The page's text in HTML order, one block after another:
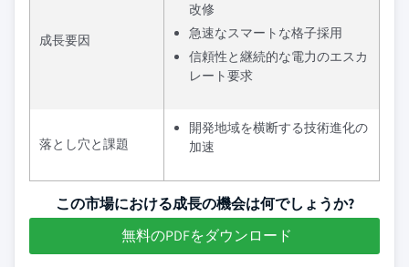
成長要因
改修
急速なスマートな格子採用
信頼性と継続的な電力のエスカ
レート要求
落とし穴と課題
開発地域を横断する技術進化の
加速
この市場における成長の機会は何でしょうか?
無料のPDFをダウンロード